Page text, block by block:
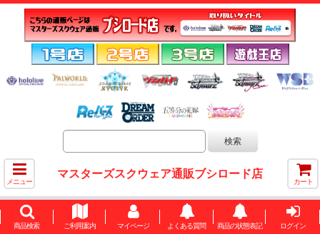
メニュー
マスターズスクウェア通販ブシロード店
カート
商品検索 ご利用案内 マイページ よくある質問 商品の状態表記 ログイン